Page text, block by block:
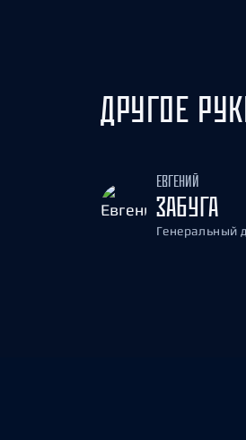
ДРУГОЕ
ЕВГЕНИЙ
ЗАБУГА
Генеральный